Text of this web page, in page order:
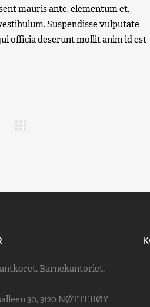
mauris ante, elementum et,
Suspendisse vulputate
officia deserunt mollit anim id est
Barnekantoriet,
30, 3120 NØTTERØY